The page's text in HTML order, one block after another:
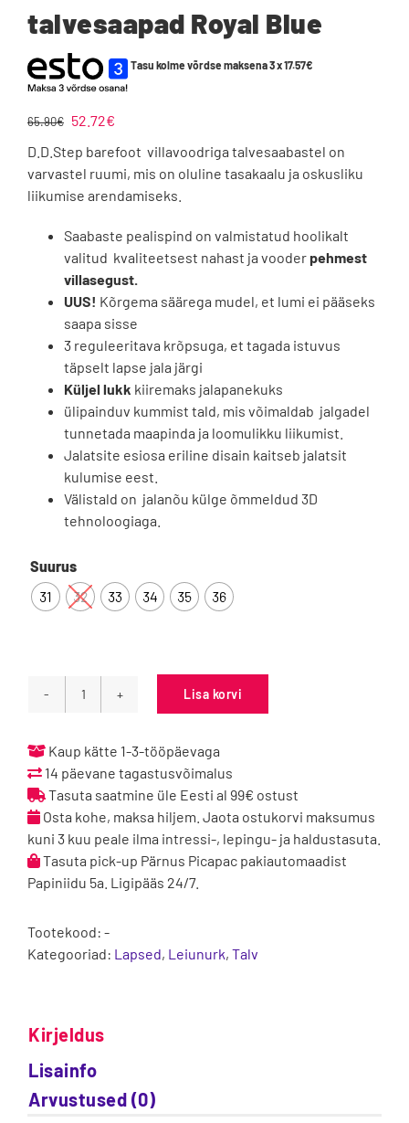
talvesaapad Royal Blue
Tasu kolme võrdse maksena 3 x17.57€
65.90€ Algne
oli:
52.72€
52.72€.
D.D.Step barefoot villavoodriga talvesaabastel on
varvastel ruumi, mis on oluline tasakaalu ja oskusliku
liikumise arendamiseks.
Saabaste pealispind on valmistatud hoolikalt
valitud kvaliteetsest nahast ja vooder pehmest
villasegust.
UUS! Kõrgema säärega mudel, et lumi ei pääseks
saapa sisse
3 reguleeritava krõpsuga, et tagada istuvus
täpselt lapse jala järgi
Küljel lukk kiiremaks jalapanekuks
ülipainduv kummist tald, mis võimaldab jalgadel
tunnetada maapinda ja loomulikku liikumist.
Jalatsite esiosa eriline disain kaitseb jalatsit
kulumise eest.
Välistald on jalanõu külge õmmeldud 3D
tehnoloogiaga.
Suurus
31 32 33 34 35 36
D.D.Step
talvesaapad
Royal
Blue
kogus
Lisa korvi
Kaup kätte 1-3-tööpäevaga
14 päevane tagastusvõimalus
Tasuta saatmine üle Eesti al 99€ ostust
Osta kohe, maksa hiljem. Jaota ostukorvi maksumus
kuni 3 kuu peale ilma intressi-, lepingu- ja haldustasuta.
Tasuta pick-up Pärnus Picapac pakiautomaadist
Papiniidu 5a. Ligipääs 24/7.
Tootekood: -
Kategooriad: Lapsed, Leiunurk, Talv
Kirjeldus
Lisainfo
Arvustused (0)